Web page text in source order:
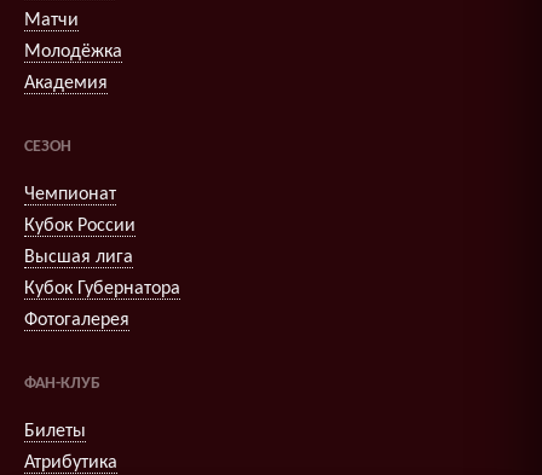
Матчи
Молодёжка
Академия
СЕЗОН
Чемпионат
Кубок России
Высшая лига
Кубок Губернатора
Фотогалерея
ФАН-КЛУБ
Билеты
Атрибутика